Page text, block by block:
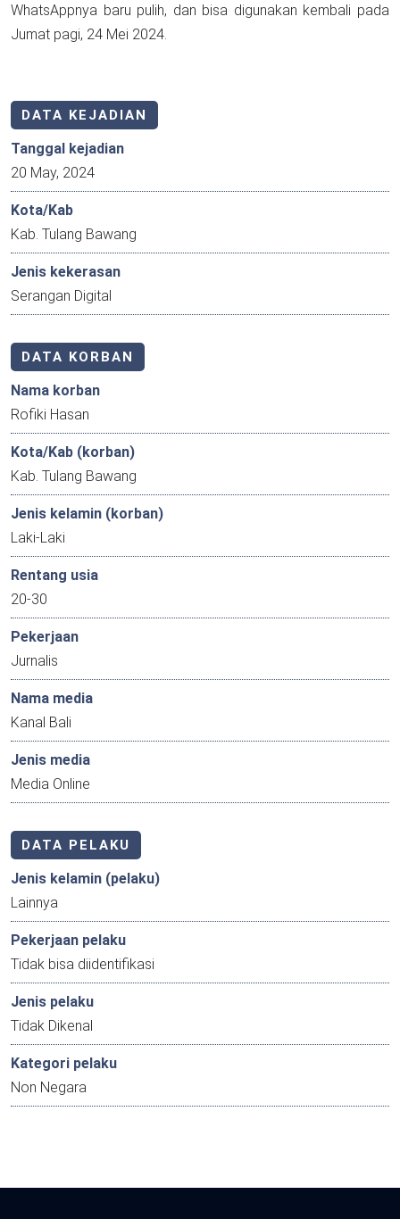
WhatsAppnya baru pulih, dan bisa digunakan kembali pada
Jumat pagi, 24 Mei 2024.
DATA KEJADIAN
Tanggal kejadian
20 May, 2024
Kota/Kab
Kab. Tulang Bawang
Jenis kekerasan
Serangan Digital
DATA KORBAN
Nama korban
Rofiki Hasan
Kota/Kab (korban)
Kab. Tulang Bawang
Jenis kelamin (korban)
Laki-Laki
Rentang usia
20-30
Pekerjaan
Jurnalis
Nama media
Kanal Bali
Jenis media
Media Online
DATA PELAKU
Jenis kelamin (pelaku)
Lainnya
Pekerjaan pelaku
Tidak bisa diidentifikasi
Jenis pelaku
Tidak Dikenal
Kategori pelaku
Non Negara